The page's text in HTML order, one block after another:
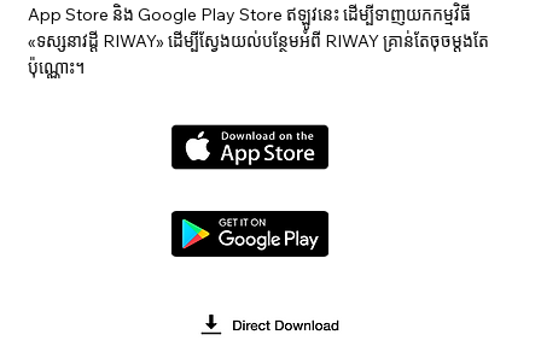
App Store និង Google Play Store ឥឡូវនេះ ដើម្បីទាញយកកម្មវិធី
«ទស្សនាវ​ដ្ដី RIWAY» ដើម្បីស្វែងយល់បន្ថែមអំពី RIWAY គ្រាន់តែចុចម្តងតែ
ប៉ុណ្ណោះ។